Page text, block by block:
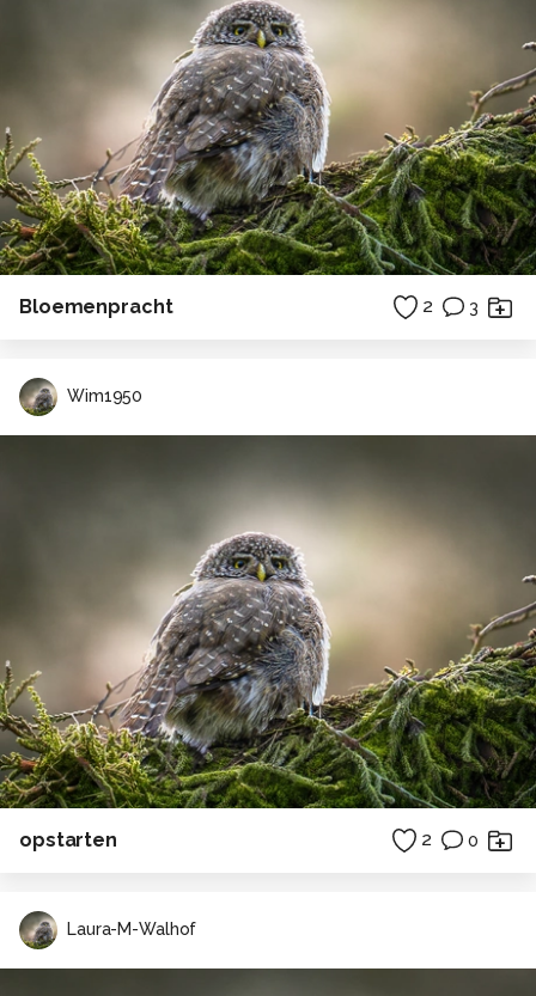
Bloemenpracht 2 3
Wim1950
opstarten 2 0
Laura-M-Walhof